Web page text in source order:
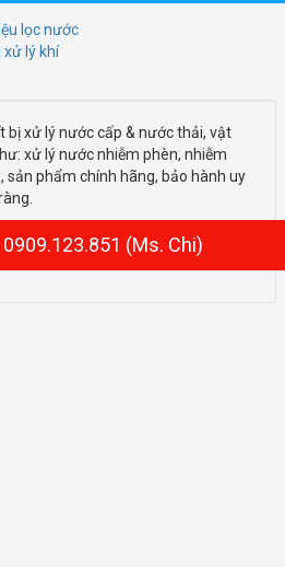
lọc nước
lý khí
bị xử lý nước cấp & nước thải, vật
xử lý nước nhiễm phèn, nhiễm
sản phẩm chính hãng, bảo hành uy
0909.123.851 (Ms. Chi)